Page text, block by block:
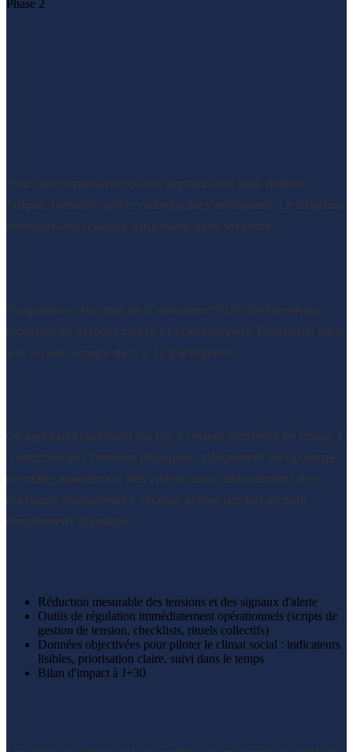
Phase 2
Pour une organisation où les signaux sont déjà visibles :
fatigue, tensions, arrêts maladie qui s'enchaînent. La situation
demande une réponse structurée, sans attendre.
Programme structuré de 6 semaines. 9h30 d'intervention
réparties en ateliers courts et opérationnels. Présentiel dans
vos locaux. Groupe de 6 à 12 participants.
On agit simultanément sur les 4 leviers identifiés en Phase 1
: réduction des tensions physiques, allégement de la charge
mentale, apaisement des interactions, renforcement des
pratiques managériales. Chaque atelier produit un outil
directement utilisable.
Réduction mesurable des tensions et des signaux d'alerte
Outils de régulation immédiatement opérationnels (scripts de
gestion de tension, checklists, rituels collectifs)
Données objectivées pour piloter le climat social : indicateurs
lisibles, priorisation claire, suivi dans le temps
Bilan d'impact à J+30